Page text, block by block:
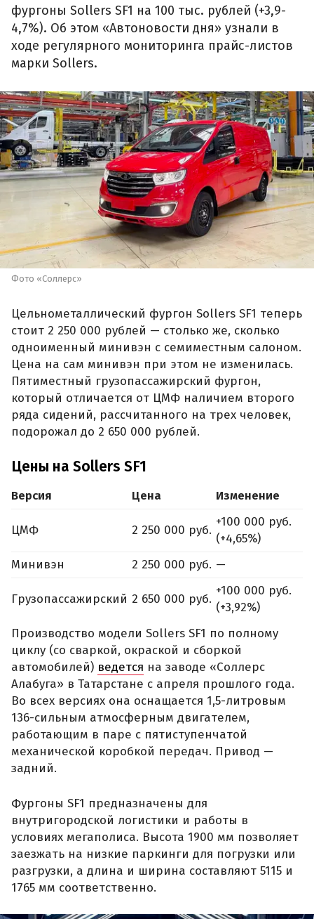
фургоны Sollers SF1 на 100 тыс. рублей (+3,9-
4,7%). Об этом «Автоновости дня» узнали в
ходе регулярного мониторинга прайс-листов
марки Sollers.
Фото «Соллерс»
Цельнометаллический фургон Sollers SF1 теперь
стоит 2 250 000 рублей — столько же, сколько
одноименный минивэн с семиместным салоном.
Цена на сам минивэн при этом не изменилась.
Пятиместный грузопассажирский фургон,
который отличается от ЦМФ наличием второго
ряда сидений, рассчитанного на трех человек,
подорожал до 2 650 000 рублей.
Цены на Sollers SF1
Версия Цена Изменение
ЦМФ 2 250 000 руб.
+100 000 руб.
(+4,65%)
Минивэн
2 250 000 руб. —
Грузопассажирский 2 650 000 руб.
+100 000 руб.
(+3,92%)
Производство модели Sollers SF1 по полному
циклу (со сваркой, окраской и сборкой
автомобилей) ведется на заводе «Соллерс
Алабуга» в Татарстане с апреля прошлого года.
Во всех версиях она оснащается 1,5-литровым
136-сильным атмосферным двигателем,
работающим в паре с пятиступенчатой
механической коробкой передач. Привод —
задний.
Фургоны SF1 предназначены для
внутригородской логистики и работы в
условиях мегаполиса. Высота 1900 мм позволяет
заезжать на низкие паркинги для погрузки или
разгрузки, а длина и ширина составляют 5115 и
1765 мм соответственно.